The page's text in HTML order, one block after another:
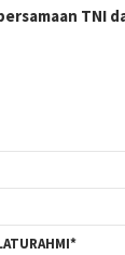
TNI